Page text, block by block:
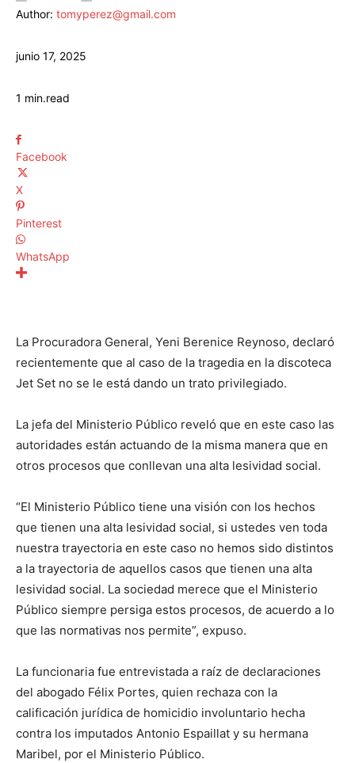
Author: tomyperez@gmail.com
junio 17, 2025
1 min.read
Facebook
X
Pinterest
WhatsApp
La Procuradora General, Yeni Berenice Reynoso, declaró
recientemente que al caso de la tragedia en la discoteca
Jet Set no se le está dando un trato privilegiado.
La jefa del Ministerio Público reveló que en este caso las
autoridades están actuando de la misma manera que en
otros procesos que conllevan una alta lesividad social.
“El Ministerio Público tiene una visión con los hechos
que tienen una alta lesividad social, si ustedes ven toda
nuestra trayectoria en este caso no hemos sido distintos
a la trayectoria de aquellos casos que tienen una alta
lesividad social. La sociedad merece que el Ministerio
Público siempre persiga estos procesos, de acuerdo a lo
que las normativas nos permite”, expuso.
La funcionaria fue entrevistada a raíz de declaraciones
del abogado Félix Portes, quien rechaza con la
calificación jurídica de homicidio involuntario hecha
contra los imputados Antonio Espaillat y su hermana
Maribel, por el Ministerio Público.